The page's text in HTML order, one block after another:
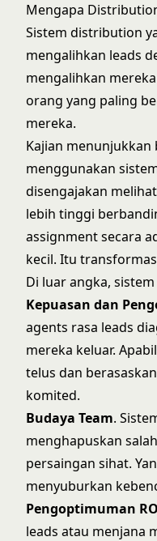
Mengapa
Sistem distribution
mengalihkan leads
mengalihkan
orang yang paling
mereka.
Kajian menunjukkan
menggunakan
disengajakan
lebih tinggi
assignment secara
kecil. Itu
Di luar angka,
Kepuasan dan
agents rasa leads
mereka keluar.
telus dan
komited.
Budaya Team.
menghapuskan
persaingan sihat.
menyuburkan
Pengoptimuman
leads atau menjana